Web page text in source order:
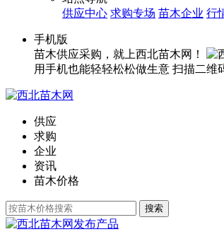
供应中心 求购专场 苗木企业 行
手机版
苗木供应采购，就上西北苗木网！
用手机也能轻轻松松做生意 扫描二维
供应
求购
企业
资讯
苗木价格
发布产品